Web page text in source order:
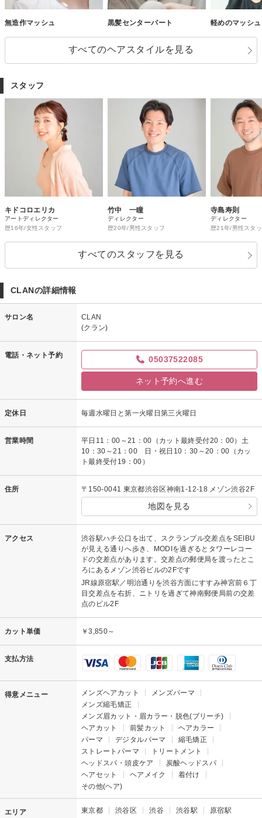
無造作マッシュ 黒髪センターパート 軽めのマッシュ
すべてのヘアスタイルを見る
スタッフ
キドコロエリカ
アートディレクター
歴16年/女性スタッフ
竹中 一瞳
ディレクター
歴20年/男性スタッフ
寺島寿則
ディレクター
歴21年/男性スタ
すべてのスタッフを見る
CLANの詳細情報
サロン名
CLAN
(クラン)
電話・ネット予約 05037522085
ネット予約へ進む
定休日 毎週水曜日と第一火曜日第三火曜日
営業時間
平日11：00～21：00（カット最終受付20：00）土
10：30～21：00 日・祝日10：30～20：00（カッ
ト最終受付19：00）
住所 〒150-0041 東京都渋谷区神南1-12-18 メゾン渋谷2F
地図を見る
アクセス
渋谷駅ハチ公口を出て、スクランブル交差点をSEIBU
が見える通りへ歩き、MODIを過ぎるとタワーレコー
ドの交差点があります。交差点の郵便局を渡ったとこ
ろにあるメゾン渋谷ビルの2Fです
JR線原宿駅／明治通りを渋谷方面にすすみ神宮前６丁
目交差点を右折、ニトリを過ぎて神南郵便局前の交差
点のビル2F
カット単価 ￥3,850～
支払方法
得意メニュー メンズヘアカット
メンズパーマ
メンズ縮毛矯正
メンズ眉カット・眉カラー・脱色(ブリーチ)
ヘアカット
前髪カット
ヘアカラー
パーマ
デジタルパーマ
縮毛矯正
ストレートパーマ
トリートメント
ヘッドスパ・頭皮ケア
炭酸ヘッドスパ
ヘアセット
ヘアメイク
着付け
その他(ヘア)
エリア 東京都 渋谷区 渋谷 渋谷駅 原宿駅